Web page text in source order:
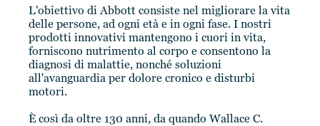
L'obiettivo di Abbott consiste nel migliorare la vita
delle persone, ad ogni età e in ogni fase. I nostri
prodotti innovativi mantengono i cuori in vita,
forniscono nutrimento al corpo e consentono la
diagnosi di malattie, nonché soluzioni
all'avanguardia per dolore cronico e disturbi
motori.
È così da oltre 130 anni, da quando Wallace C.